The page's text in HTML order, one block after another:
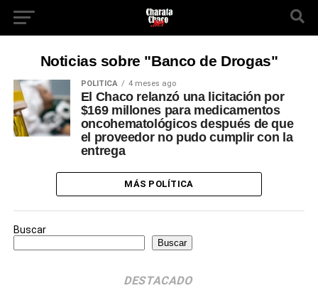
Noticias sobre "Banco de Drogas"
POLÍTICA 4 meses ago
El Chaco relanzó una licitación por
$169 millones para medicamentos
oncohematológicos después de que
el proveedor no pudo cumplir con la
entrega
MÁS POLÍTICA
Buscar
Buscar
DESTACADO